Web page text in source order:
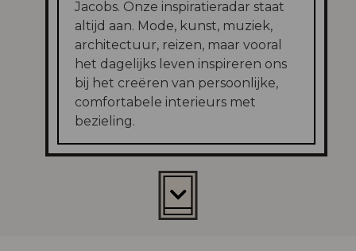
Jacobs. Onze inspiratieradar staat
altijd aan. Mode, kunst, muziek,
architectuur, reizen, maar vooral
het dagelijks leven inspireren ons
bij het creëren van persoonlijke,
comfortabele interieurs met
bezieling.